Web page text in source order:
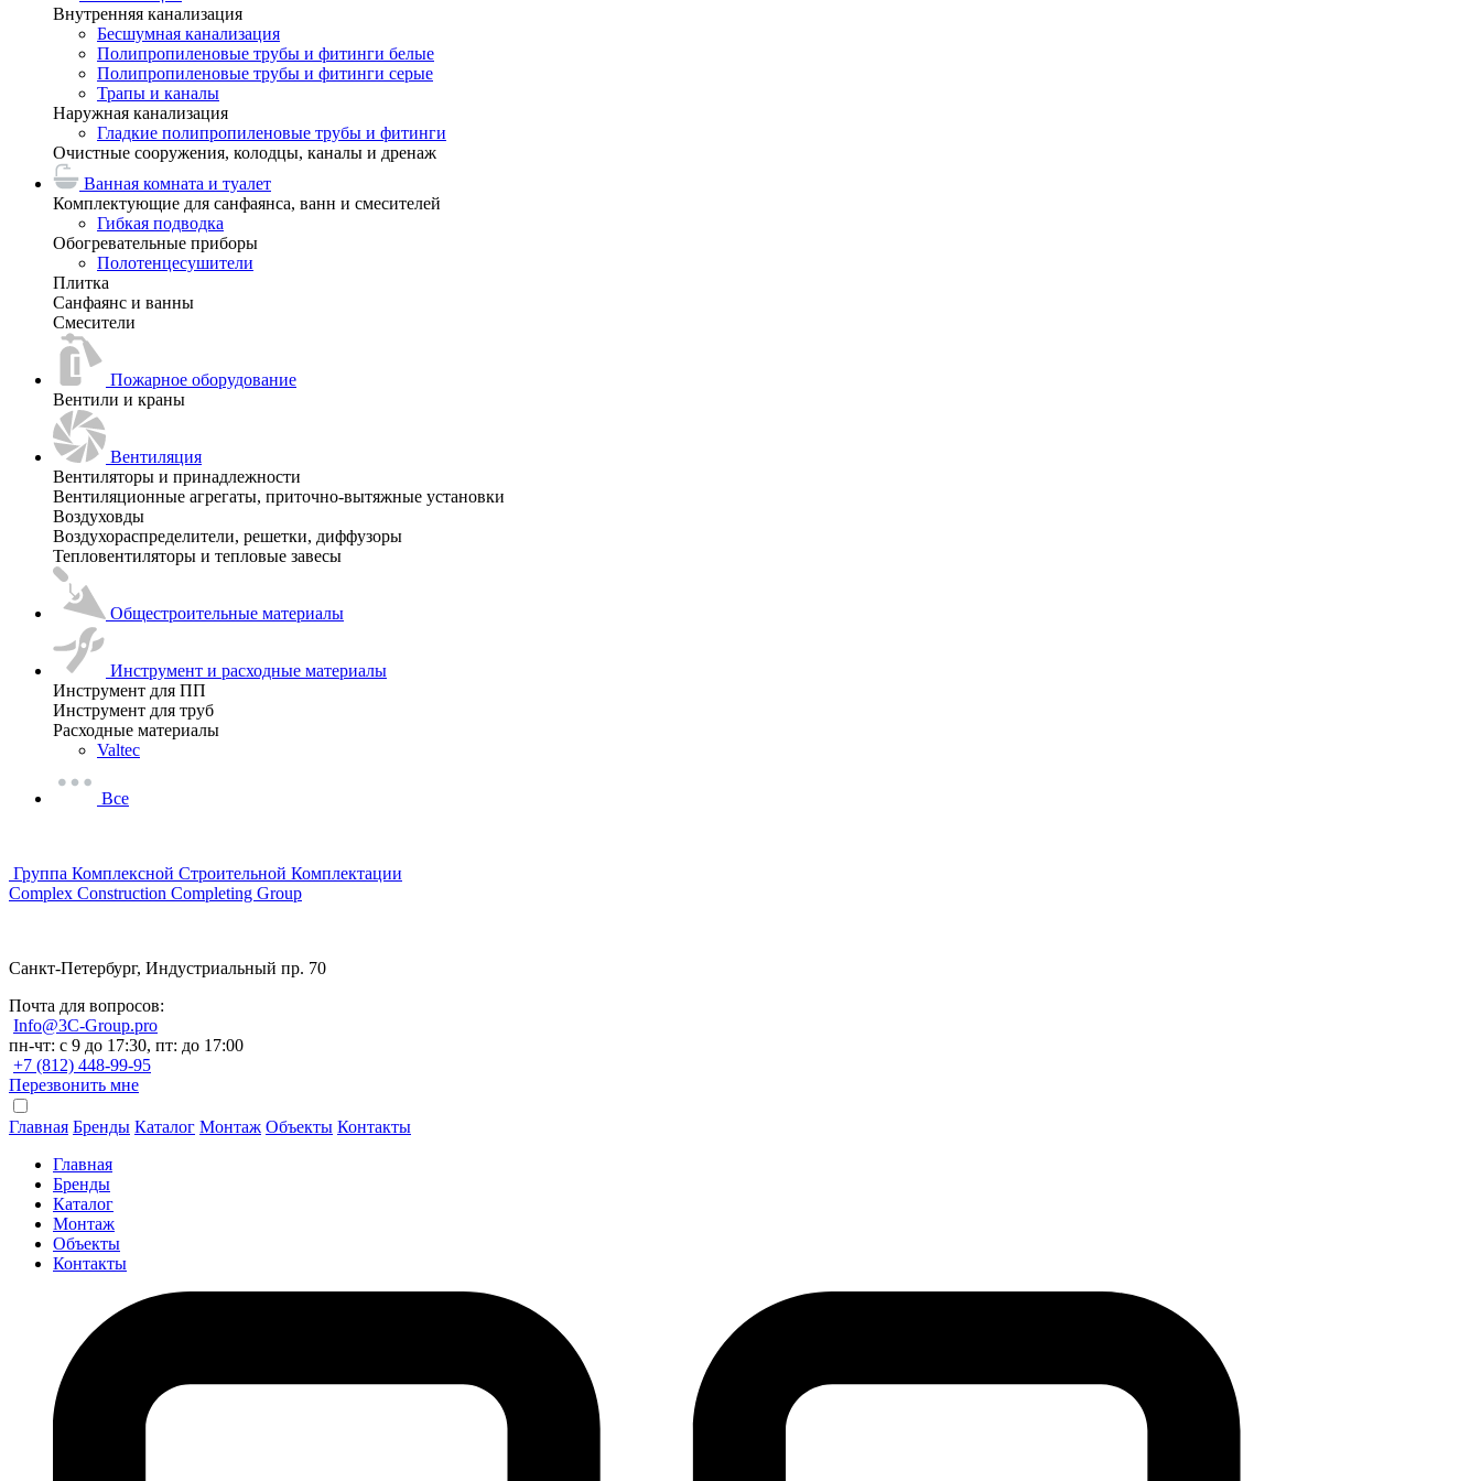
Внутренняя канализация
Бесшумная канализация
Полипропиленовые трубы и фитинги белые
Полипропиленовые трубы и фитинги серые
Трапы и каналы
Наружная канализация
Гладкие полипропиленовые трубы и фитинги
Очистные сооружения, колодцы, каналы и дренаж
Ванная комната и туалет
Комплектующие для санфаянса, ванн и смесителей
Гибкая подводка
Обогревательные приборы
Полотенцесушители
Плитка
Санфаянс и ванны
Смесители
Пожарное оборудование
Вентили и краны
Вентиляция
Вентиляторы и принадлежности
Вентиляционные агрегаты, приточно-вытяжные установки
Воздуховды
Воздухораспределители, решетки, диффузоры
Тепловентиляторы и тепловые завесы
Общестроительные материалы
Инструмент и расходные материалы
Инструмент для ПП
Инструмент для труб
Расходные материалы
Valtec
Все
Группа Комплексной Строительной Комплектации
Complex Construction Completing Group
Санкт-Петербург, Индустриальный пр. 70
Почта для вопросов:
Info@3C-Group.pro
пн-чт: с 9 до 17:30, пт: до 17:00
+7 (812) 448-99-95
Перезвонить мне
Главная Бренды Каталог Монтаж Объекты Контакты
Главная
Бренды
Каталог
Монтаж
Объекты
Контакты